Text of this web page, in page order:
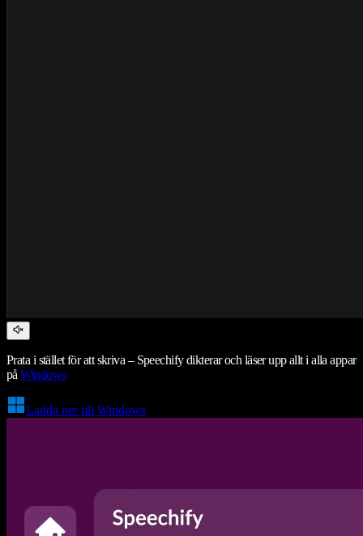
Prata i stället för att skriva – Speechify dikterar och läser upp allt i alla appar
påWindows
Ladda ner till Windows